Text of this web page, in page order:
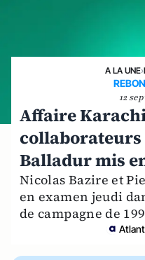
A LA UNE›
12
Affaire
Balladur mis
Nicolas Bazire et
en examen jeudi
de campagne de